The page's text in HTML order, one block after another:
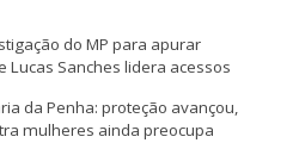
do MP para apurar
Lucas Sanches lidera acessos
da Penha: proteção avançou,
mulheres ainda preocupa